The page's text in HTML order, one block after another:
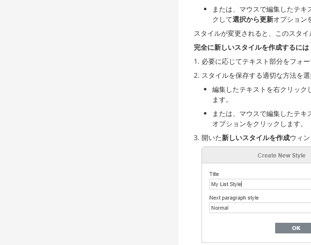
または、マウスで編集したテ
クして選択から更新オプション
スタイルが変更されると、このスタ
完全に新しいスタイルを作成するには
必要に応じてテキスト部分をフォー
スタイルを保存する適切な方法を選
編集したテキストを右クリック
ます。
または、マウスで編集したテキ
オプションをクリックします。
開いた新しいスタイルを作成ウィ